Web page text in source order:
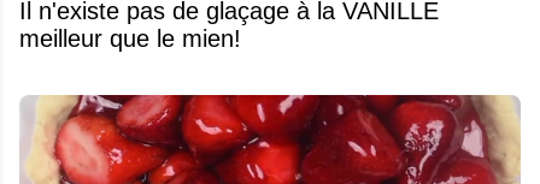
Il n'existe pas de glaçage à la VANILLE
meilleur que le mien!